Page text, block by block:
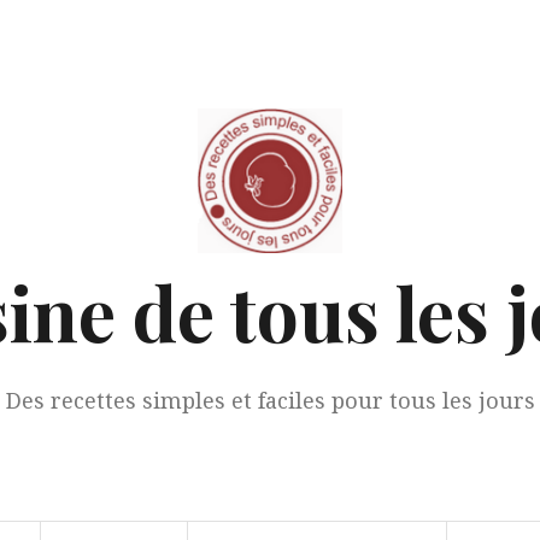
de tous les
Des recettes simples et faciles pour tous les jours